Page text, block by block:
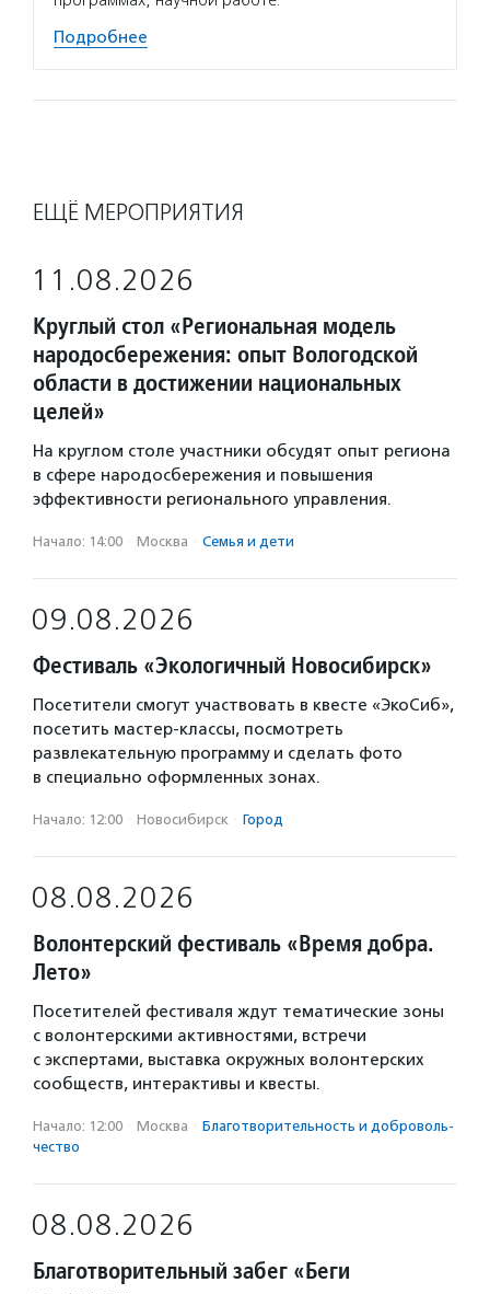
Подробнее
ЕЩЁ МЕРОПРИЯТИЯ
11.08.2026
Круглый стол «Региональная модель
народосбережения: опыт Вологодской
области в достижении национальных
целей»
На круглом столе участники обсудят опыт региона
в сфере народосбережения и повышения
эффективности регионального управления.
Начало: 14:00 · Москва · Семья и дети
09.08.2026
Фестиваль «Экологичный Новосибирск»
Посетители смогут участвовать в квесте «ЭкоСиб»,
посетить мастер-классы, посмотреть
развлекательную программу и сделать фото
в специально оформленных зонах.
Начало: 12:00 · Новосибирск · Город
08.08.2026
Волонтерский фестиваль «Время добра.
Лето»
Посетителей фестиваля ждут тематические зоны
с волонтерскими активностями, встречи
с экспертами, выставка окружных волонтерских
сообществ, интерактивы и квесты.
Начало: 12:00 · Москва · Благотвори­тель­ность и доброволь­
чест­во
08.08.2026
Благотворительный забег «Беги